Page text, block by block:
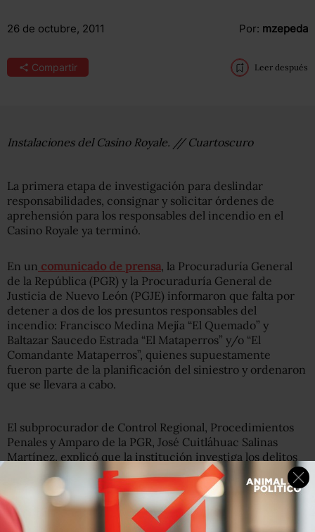
26 de octubre, 2011 Por: mzepeda
Compartir Leer después
Instalaciones del Casino Royale. // Cuartoscuro
La primera etapa de investigación para deslindar
responsabilidades, consignar y solicitar órdenes de
aprehensión para los responsables del incendio en el
Casino Royale ya terminó.
En un comunicado de prensa, la Procuraduría General
de la República (PGR) y la Procuraduría General de
Justicia de Nuevo León (PGJE) informaron que falta por
detener a dos de los presuntos responsables del
incendio: Francisco Medina Mejía “El Quemado” y
Baltazar Saucedo Estrada “El Mataperros” y/o “El
Comandante Mataperros”, quienes supuestamente
fueron parte de la planificación del siniestro y ordenaron
que se llevara a cabo.
El subprocurador de Control Regional, Procedimientos
Penales y Amparo de la PGR, José Cuitláhuac Salinas
Martínez, explicó que la institución investiga los delitos
federales de delincuencia organizada, contra la salud,
acopio y portación de armas y la información relativa a la
operación del establecimiento.